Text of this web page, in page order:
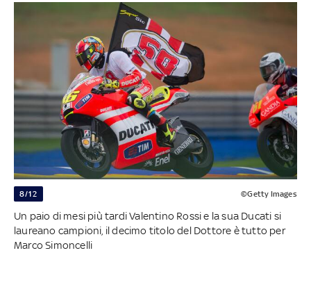
8/12 ©Getty Images
Un paio di mesi più tardi Valentino Rossi e la sua Ducati si
laureano campioni, il decimo titolo del Dottore è tutto per
Marco Simoncelli